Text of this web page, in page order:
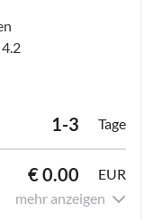
4.2
1-3 Tage
€ 0.00
EUR
mehr anzeigen